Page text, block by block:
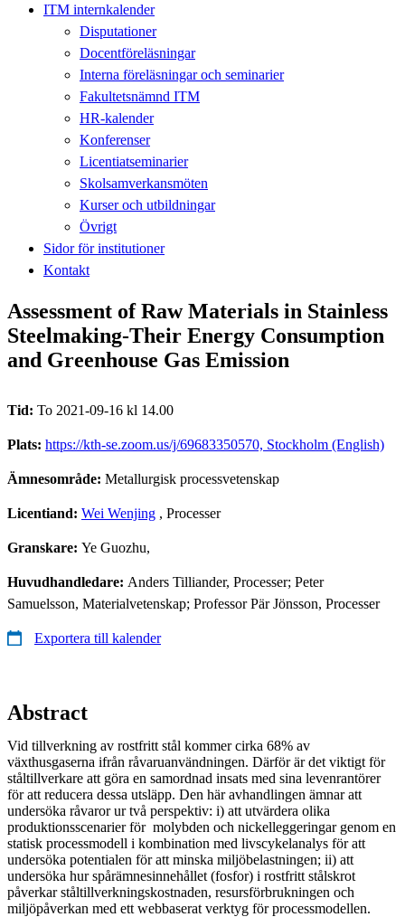
ITM internkalender
Disputationer
Docentföreläsningar
Interna föreläsningar och seminarier
Fakultetsnämnd ITM
HR-kalender
Konferenser
Licentiatseminarier
Skolsamverkansmöten
Kurser och utbildningar
Övrigt
Sidor för institutioner
Kontakt
Assessment of Raw Materials in Stainless
Steelmaking-Their Energy Consumption
and Greenhouse Gas Emission
Tid: To 2021-09-16 kl 14.00
Plats: https://kth-se.zoom.us/j/69683350570, Stockholm (English)
Ämnesområde: Metallurgisk processvetenskap
Licentiand: Wei Wenjing , Processer
Granskare: Ye Guozhu,
Huvudhandledare: Anders Tilliander, Processer; Peter
Samuelsson, Materialvetenskap; Professor Pär Jönsson, Processer
Exportera till kalender
Abstract
Vid tillverkning av rostfritt stål kommer cirka 68% av
växthusgaserna ifrån råvaruanvändningen. Därför är det viktigt för
ståltillverkare att göra en samordnad insats med sina levenrantörer
för att reducera dessa utsläpp. Den här avhandlingen ämnar att
undersöka råvaror ur två perspektiv: i) att utvärdera olika
produktionsscenarier för molybden och nickelleggeringar genom en
statisk processmodell i kombination med livscykelanalys för att
undersöka potentialen för att minska miljöbelastningen; ii) att
undersöka hur spårämnesinnehållet (fosfor) i rostfritt stålskrot
påverkar ståltillverkningskostnaden, resursförbrukningen och
miljöpåverkan med ett webbaserat verktyg för processmodellen.